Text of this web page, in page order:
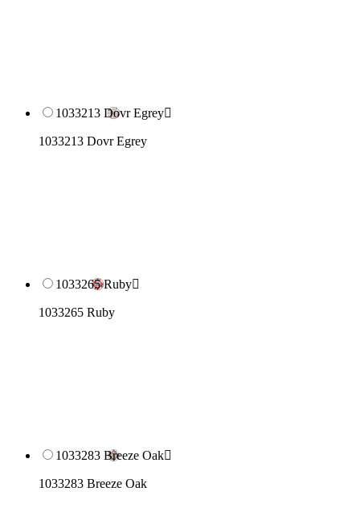
1033213 Dovr Egrey
1033213 Dovr Egrey
1033265 Ruby
1033265 Ruby
1033283 Breeze Oak
1033283 Breeze Oak